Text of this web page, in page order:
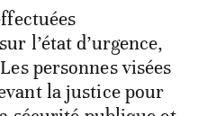
l’état d’urgence,
personnes visées
la justice pour